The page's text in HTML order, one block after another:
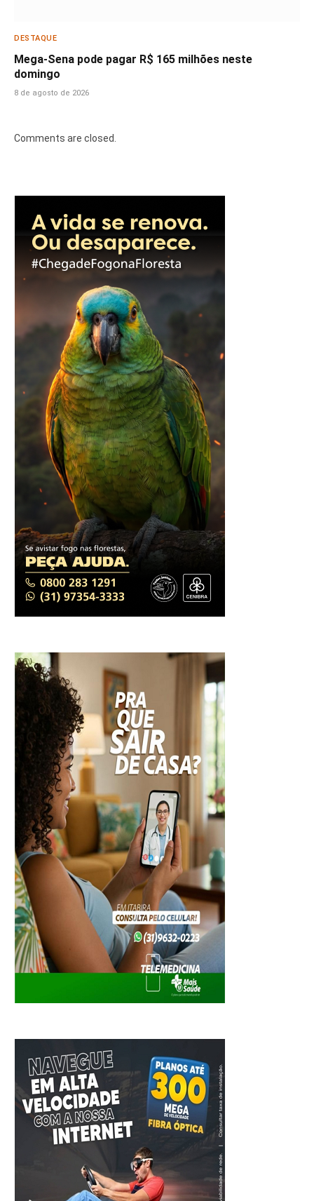
DESTAQUE
Mega-Sena pode pagar R$ 165 milhões neste
domingo
8 de agosto de 2026
Comments are closed.